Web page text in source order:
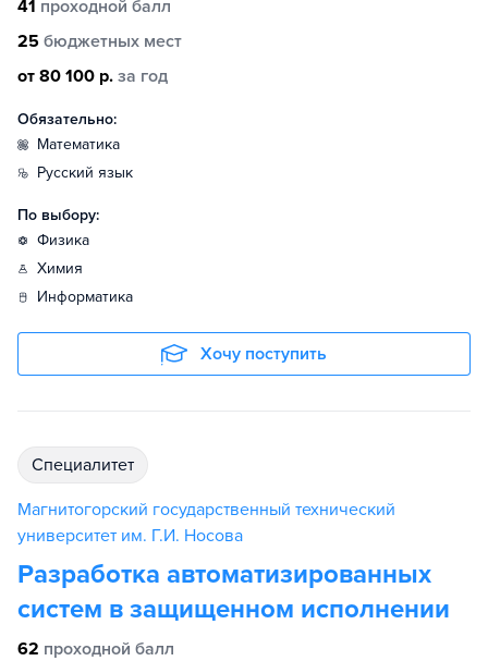
41 проходной балл
25 бюджетных мест
от 80 100 р. за год
Обязательно:
математика
русский язык
По выбору:
физика
химия
информатика
Хочу поступить
специалитет
Магнитогорский государственный технический
университет им. Г.И. Носова
Разработка автоматизированных
систем в защищенном исполнении
62 проходной балл